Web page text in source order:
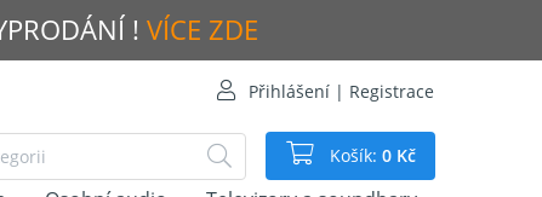
! VÍCE ZDE
Přihlášení | Registrace
Košík: 0 Kč